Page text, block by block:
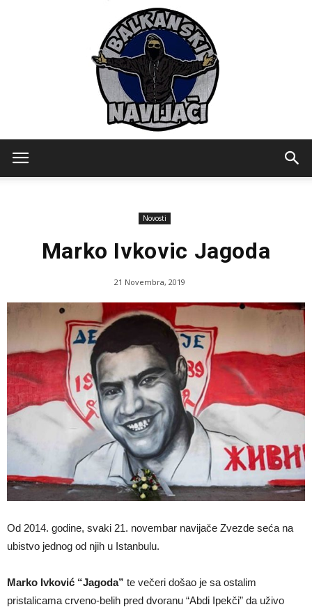
Novosti
Marko Ivkovic Jagoda
21 Novembra, 2019
Od 2014. godine, svaki 21. novembar navijače Zvezde seća na
ubistvo jednog od njih u Istanbulu.
Marko Ivković “Jagoda” te večeri došao je sa ostalim
pristalicama crveno-belih pred dvoranu “Abdi Ipekči” da uživo